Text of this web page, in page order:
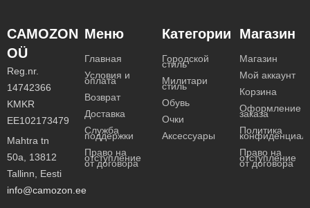
CAMOZON
OÜ
Reg.nr.
14742366
KMKR
EE102173479
Mahtra tn
50a, 13812
Tallinn, Eesti
info@camozon.ee
Меню
Главная
Условия и
оплата
Возврат
Доставка
Служба
поддержки
Право на
отступление
от договора
Категории
Городской
стиль
Милитари
стиль
Обувь
Очки
Аксессуары
Магазин
Магазин
Мой аккаунт
Корзина
Оформление
заказа
Политика
Право на
отступление
от договора